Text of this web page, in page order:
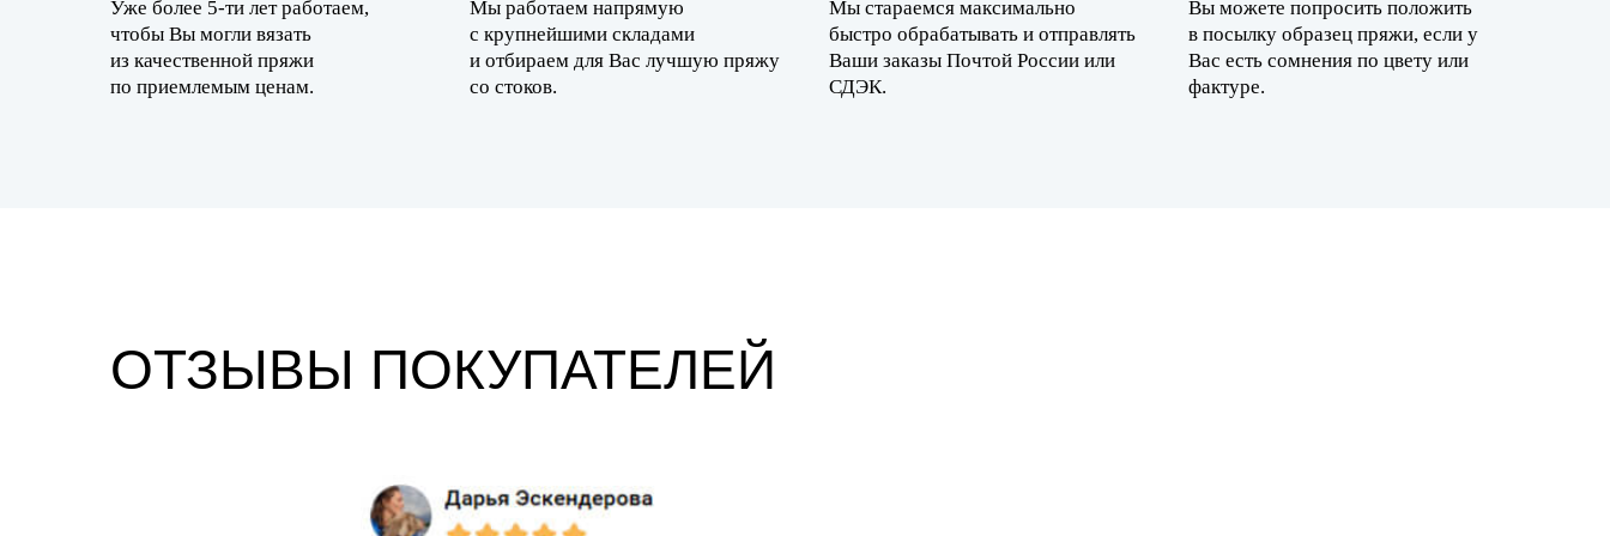
Уже более 5-ти лет работаем,
чтобы Вы могли вязать
из качественной пряжи
по приемлемым ценам.
Мы работаем напрямую
с крупнейшими складами
и отбираем для Вас лучшую пряжу
со стоков.
Мы стараемся максимально
быстро обрабатывать и отправлять
Ваши заказы Почтой России или
СДЭК.
Вы можете попросить положить
в посылку образец пряжи, если у
Вас есть сомнения по цвету или
фактуре.
ОТЗЫВЫ ПОКУПАТЕЛЕЙ